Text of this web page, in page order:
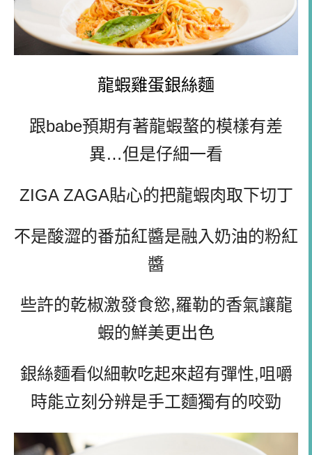
龍蝦雞蛋銀絲麵
跟babe預期有著龍蝦螯的模樣有差
異…但是仔細一看
ZIGA ZAGA貼心的把龍蝦肉取下切丁
不是酸澀的番茄紅醬是融入奶油的粉紅
醬
些許的乾椒激發食慾,羅勒的香氣讓龍
蝦的鮮美更出色
銀絲麵看似細軟吃起來超有彈性,咀嚼
時能立刻分辨是手工麵獨有的咬勁